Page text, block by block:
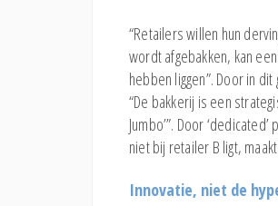
“Retailers willen hun
wordt afgebakken, kan
hebben liggen”. Door in
“De bakkerij is een
Jumbo’”. Door
niet bij retailer B ligt,
Innovatie, niet de